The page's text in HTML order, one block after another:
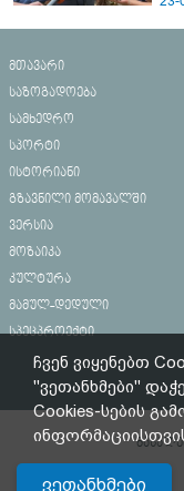
მთავარი
საზოგადოება
სამხედრო
სპორტი
ისტორიანი
გზავნილი მომავალში
ვერსია
მოზაიკა
კულტურა
მამულ-დედული
სპეცპროექტი
ჩვენ ვიყენებთ
"ვეთანხმები"
Cookies-სების
ვეთანხმები